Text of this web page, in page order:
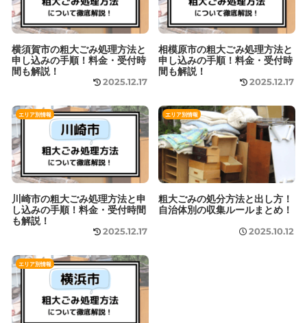
横須賀市の粗大ごみ処理方法と
申し込みの手順！料金・受付時
間も解説！
2025.12.17
相模原市の粗大ごみ処理方法と
申し込みの手順！料金・受付時
間も解説！
2025.12.17
エリア別情報
川崎市の粗大ごみ処理方法と申
し込みの手順！料金・受付時間
も解説！
2025.12.17
エリア別情報
粗大ごみの処分方法と出し方！
自治体別の収集ルールまとめ！
2025.10.12
エリア別情報